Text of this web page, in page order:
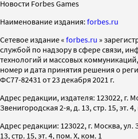
Новости Forbes Games
Наименование издания: forbes.ru
Cетевое издание « forbes.ru »
службой по надзору в сфере связи,
технологий и массовых
номер и дата принятия решения о
ФС77-82431 от 23 декабря 2021 г.
Адрес редакции, издателя: 123022, г.
Звенигородская 2-я, д. 13, стр. 15, эт.
Адрес редакции: 123022, г. Москва, ул.
13, стр. 15, эт. 4, пом. X, ком. 1